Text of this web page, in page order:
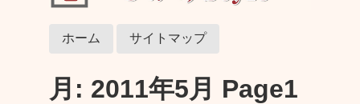
ホーム サイトマップ
月: 2011年5月 Page1